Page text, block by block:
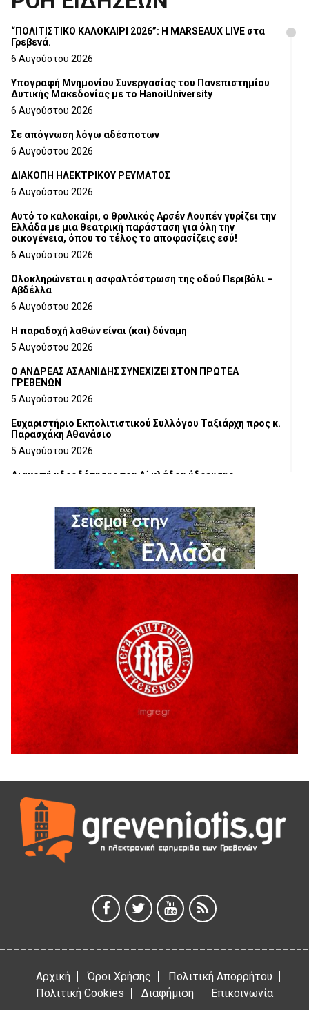
“ΠΟΛΙΤΙΣΤΙΚΟ ΚΑΛΟΚΑΙΡΙ 2026”: Η MARSEAUX LIVE στα
Γρεβενά.
6 Αυγούστου 2026
Υπογραφή Μνημονίου Συνεργασίας του Πανεπιστημίου
Δυτικής Μακεδονίας με το HanoiUniversity
6 Αυγούστου 2026
Σε απόγνωση λόγω αδέσποτων
6 Αυγούστου 2026
ΔΙΑΚΟΠΗ ΗΛΕΚΤΡΙΚΟΥ ΡΕΥΜΑΤΟΣ
6 Αυγούστου 2026
Αυτό το καλοκαίρι, ο θρυλικός Αρσέν Λουπέν γυρίζει την
Ελλάδα με μια θεατρική παράσταση για όλη την
οικογένεια, όπου το τέλος το αποφασίζεις εσύ!
6 Αυγούστου 2026
Ολοκληρώνεται η ασφαλτόστρωση της οδού Περιβόλι –
Αβδέλλα
6 Αυγούστου 2026
H παραδοχή λαθών είναι (και) δύναμη
5 Αυγούστου 2026
Ο ΑΝΔΡΕΑΣ ΑΣΛΑΝΙΔΗΣ ΣΥΝΕΧΙΖΕΙ ΣΤΟΝ ΠΡΩΤΕΑ
ΓΡΕΒΕΝΩΝ
5 Αυγούστου 2026
Ευχαριστήριο Εκπολιτιστικού Συλλόγου Ταξιάρχη προς κ.
Παρασχάκη Αθανάσιο
5 Αυγούστου 2026
Διακοπή υδροδότησης του Α΄ κλάδου ύδρευσης
Η Marseaux στα Γρεβενά για μια μοναδική συναυλία
5 Αυγούστου 2026
Θερινό Σινεμά στο πλαίσιο του «Πολιτιστικού
Καλοκαιριού 2026» με την βραβευμένη ταινία «Μικρές
Ανάσες».
5 Αυγούστου 2026
Γρεβενά: Συνελήφθη 18χρονος αλλοδαπός, για κλοπή
εξοπλισμού γυμναστηρίου
ΑΗ ΛΑΟΣ | 5 Αυγούστου | Υπαίθριο Θέατρο “Καστράκι”,
41η Γιορτή Κρασιού στο Τρίκωμο – «Γιορτή Παράδοσης»
5 Αυγούστου 2026
ΕΥΧΑΡΙΣΤΙΕΣ Φυσιολατρικού Συλλόγου Γρεβενών
4 Αυγούστου 2026
Έκτακτη χρηματοδότηση 400.000€ για επιπλέον εργασίες
Αρχική Όροι Χρήσης
Πολιτική Απορρήτου
Πολιτική Cookies
Διαφήμιση Επικοινωνία